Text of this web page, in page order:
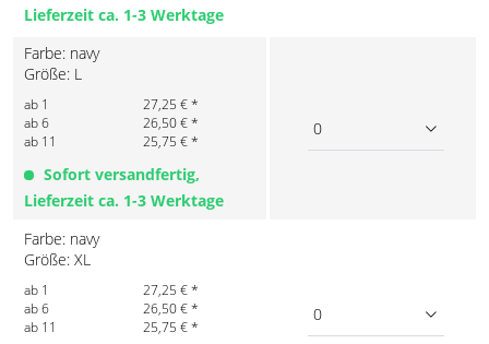
Lieferzeit ca. 1-3 Werktage
Farbe: navy
Größe: L
ab 1
27,25 € *
ab 6
26,50 € *
ab 11
25,75 € *
Sofort versandfertig,
Lieferzeit ca. 1-3 Werktage
0
Farbe: navy
Größe: XL
ab 1
27,25 € *
ab 6
26,50 € *
ab 11
25,75 € *
0